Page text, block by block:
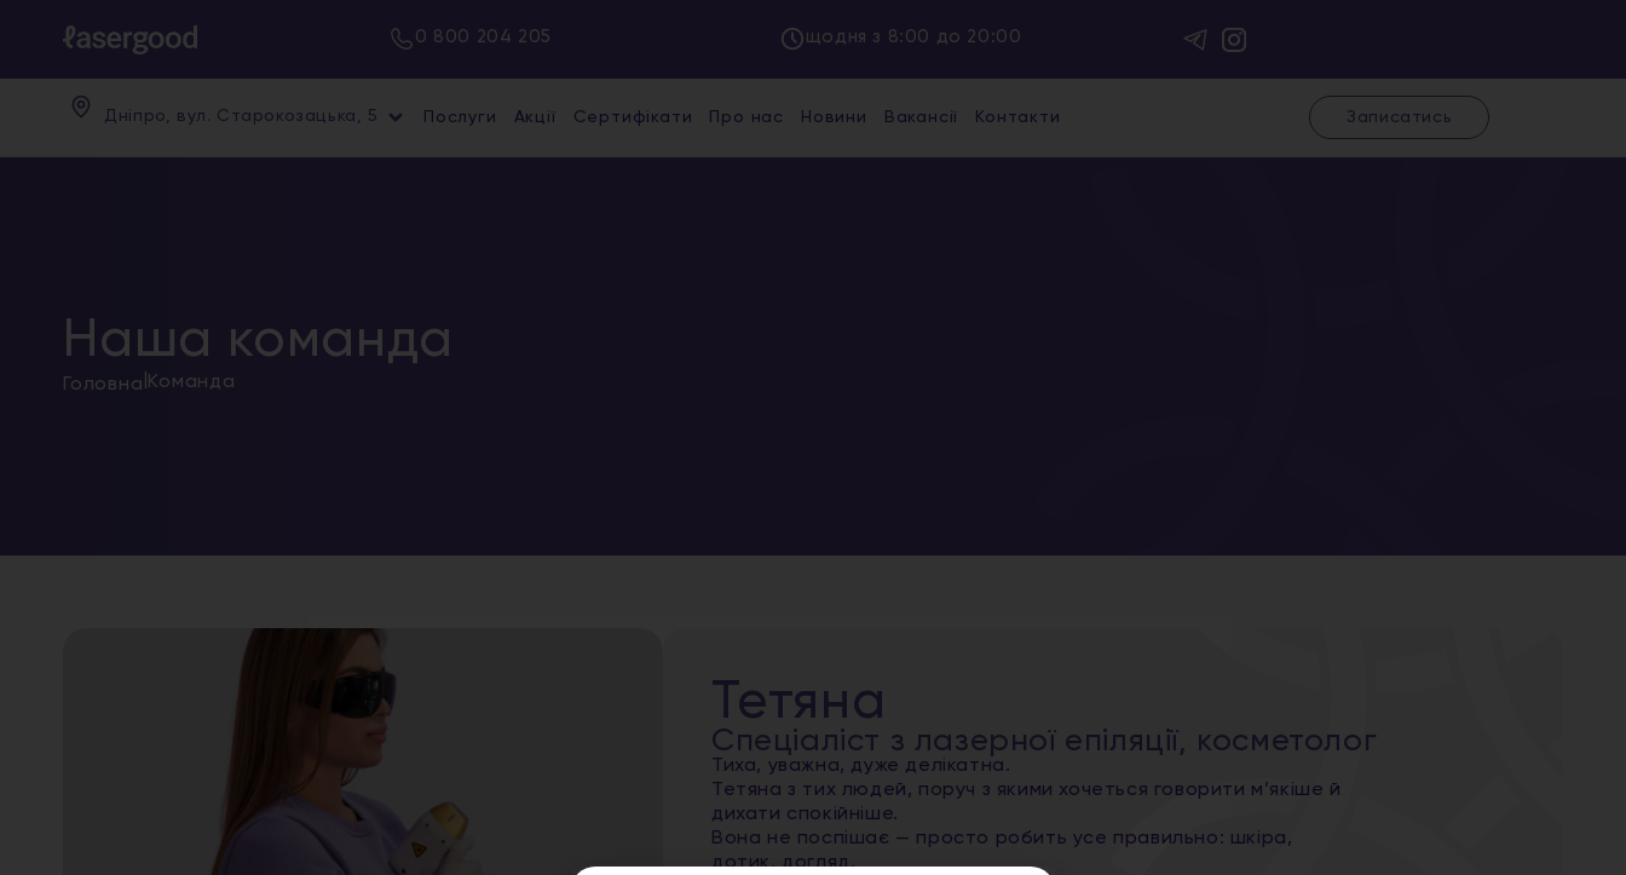
0 800 204 205 щодня з 8:00 до 20:00
Дніпро, вул. Старокозацька, 5 Послуги Акції Сертифікати Про нас Новини Вакансії Контакти Записатись
Наша команда
Головна Команда
Тетяна
Спеціаліст з лазерної епіляції, косметолог
Тиха, уважна, дуже делікатна.
Тетяна з тих людей, поруч з якими хочеться говорити м’якіше й
дихати спокійніше.
Вона не поспішає — просто робить усе правильно: шкіра,
дотик, догляд.